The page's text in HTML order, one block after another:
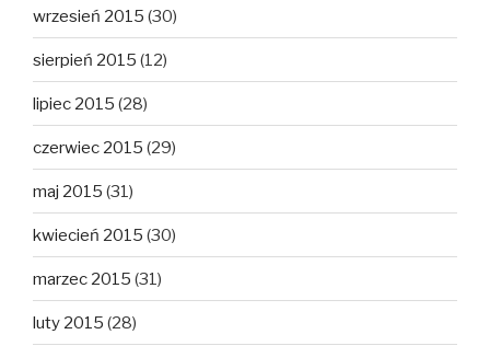
wrzesień 2015 (30)
sierpień 2015 (12)
lipiec 2015 (28)
czerwiec 2015 (29)
maj 2015 (31)
kwiecień 2015 (30)
marzec 2015 (31)
luty 2015 (28)